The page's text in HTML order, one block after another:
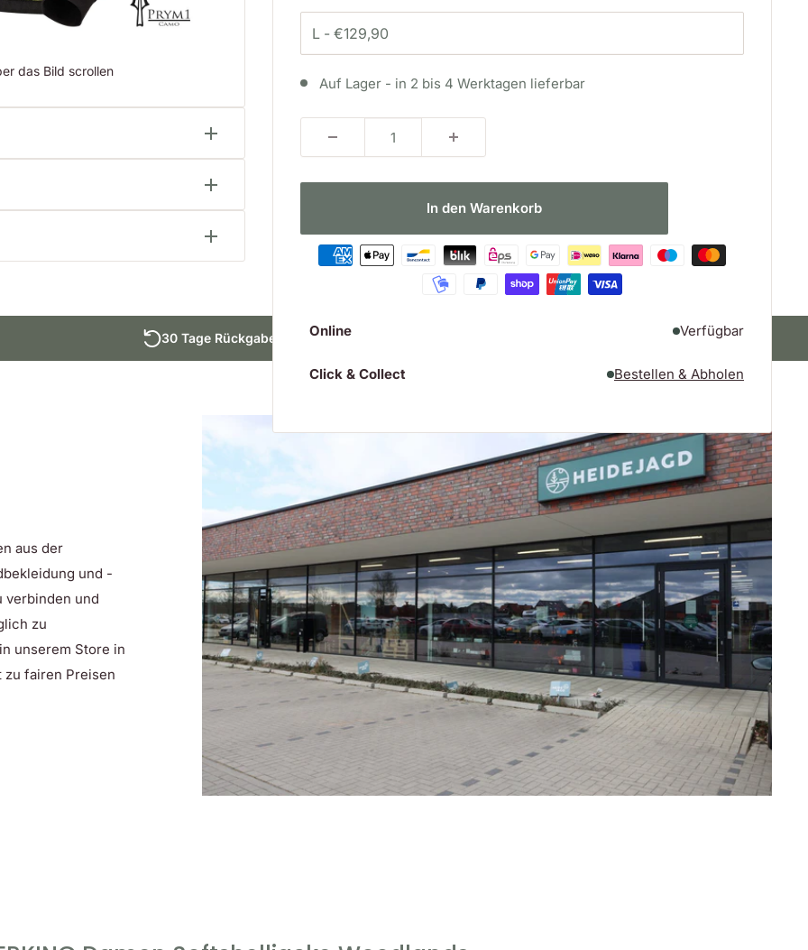
das Bild scrollen
Auf Lager - in 2 bis 4 Werktagen lieferbar
In den Warenkorb
Online Verfügbar
Click & Collect Bestellen & Abholen
- Wetterschutz
ansprechendes Design mit
Tragegkomfort und hohe
Tarnung in der Jagd
30 Tage Rückgabefrist
aus der
und -
verbinden und
zu
unserem Store in
zu fairen Preisen